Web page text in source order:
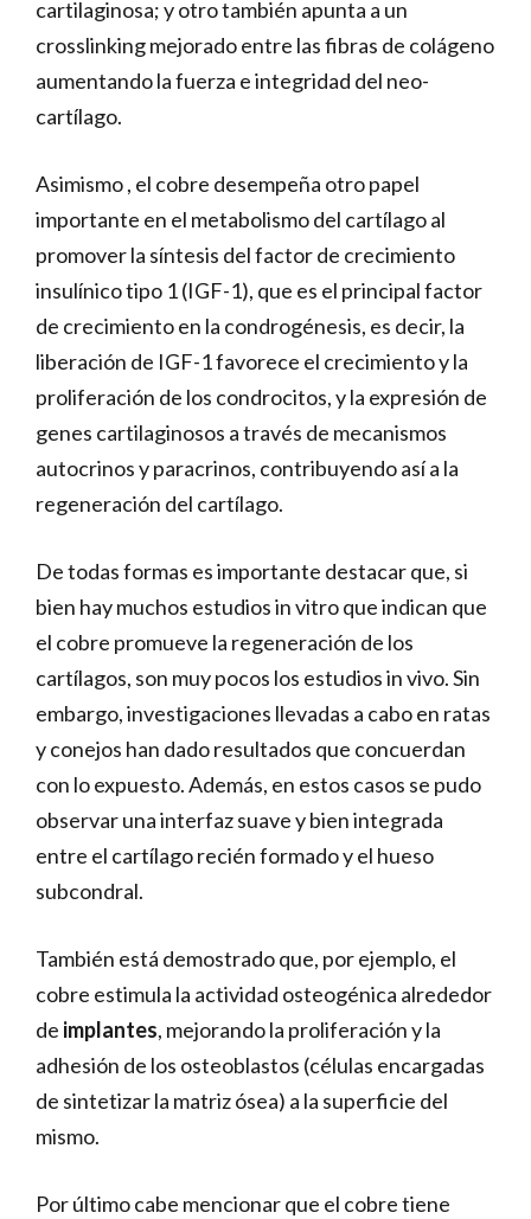
cartilaginosa; y otro también apunta a un
crosslinking mejorado entre las fibras de colágeno
aumentando la fuerza e integridad del neo-
cartílago.
Asimismo , el cobre desempeña otro papel
importante en el metabolismo del cartílago al
promover la síntesis del factor de crecimiento
insulínico tipo 1 (IGF-1), que es el principal factor
de crecimiento en la condrogénesis, es decir, la
liberación de IGF-1 favorece el crecimiento y la
proliferación de los condrocitos, y la expresión de
genes cartilaginosos a través de mecanismos
autocrinos y paracrinos, contribuyendo así a la
regeneración del cartílago.
De todas formas es importante destacar que, si
bien hay muchos estudios in vitro que indican que
el cobre promueve la regeneración de los
cartílagos, son muy pocos los estudios in vivo. Sin
embargo, investigaciones llevadas a cabo en ratas
y conejos han dado resultados que concuerdan
con lo expuesto. Además, en estos casos se pudo
observar una interfaz suave y bien integrada
entre el cartílago recién formado y el hueso
subcondral.
También está demostrado que, por ejemplo, el
cobre estimula la actividad osteogénica alrededor
de implantes, mejorando la proliferación y la
adhesión de los osteoblastos (células encargadas
de sintetizar la matriz ósea) a la superficie del
mismo.
Por último cabe mencionar que el cobre tiene